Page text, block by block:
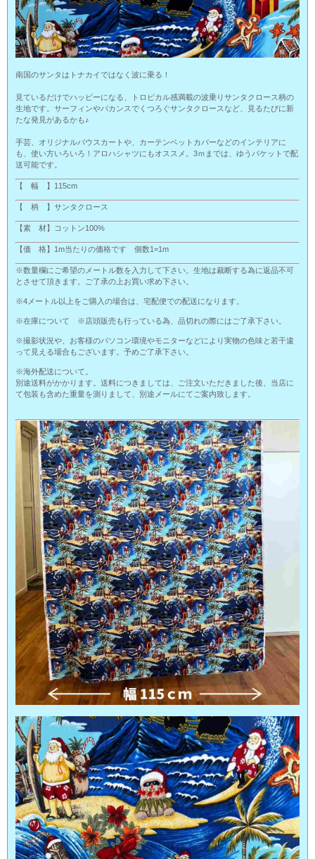
南国のサンタはトナカイではなく波に乗る！
見ているだけでハッピーになる、トロピカル感満載の波乗りサンタクロース柄の
生地です。サーフィンやバカンスでくつろぐサンタクロースなど、見るたびに新
たな発見があるかも♪
手芸、オリジナルパウスカートや、カーテンベットカバーなどのインテリアに
も、使い方いろいろ！アロハシャツにもオススメ。3ｍまでは、ゆうパケットで配
送可能です。
【 幅 】115cm
【 柄 】サンタクロース
【素 材】コットン100%
【価 格】1m当たりの価格です 個数1=1m
※数量欄にご希望のメートル数を入力して下さい。生地は裁断する為に返品不可
とさせて頂きます。ご了承の上お買い求め下さい。
※4メートル以上をご購入の場合は、宅配便での配送になります。
※在庫について ※店頭販売も行っている為、品切れの際にはご了承下さい。
※撮影状況や、お客様のパソコン環境やモニターなどにより実物の色味と若干違
って見える場合もございます。予めご了承下さい。
※海外配送について。
別途送料がかかります。送料につきましては、ご注文いただきました後、当店に
て包装も含めた重量を測りまして、別途メールにてご案内致します。